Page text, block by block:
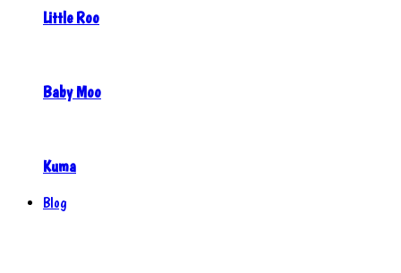
Little Roo
Baby Moo
Kuma
Blog